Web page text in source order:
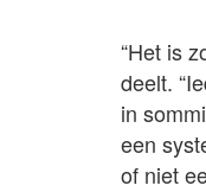
“Het is
deelt.
in
een
of niet